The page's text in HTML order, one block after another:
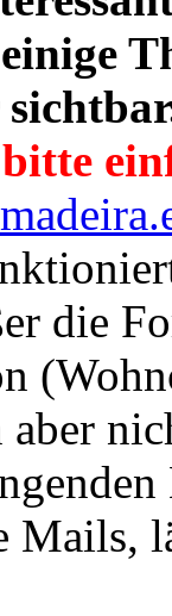
die
aber
Mails,